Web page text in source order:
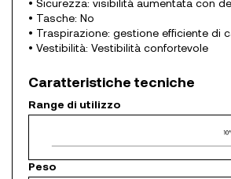
• Tasche: No
• Traspirazione: gestione efficiente di
• Vestibilità: Vestibilità confortevole
Caratteristiche tecniche
Range di utilizzo
Peso